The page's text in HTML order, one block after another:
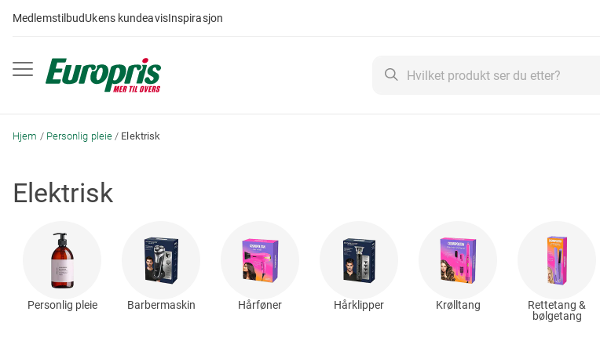
til
MedlemstilbudUkens kundeavisInspirasjon
Hjem Personlig pleie Elektrisk
Elektrisk
Personlig pleie Barbermaskin Hårføner Hårklipper Krølltang
Rettetang &
bølgetang